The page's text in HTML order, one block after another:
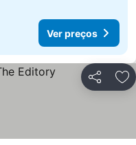
Ver preços
Partilhar